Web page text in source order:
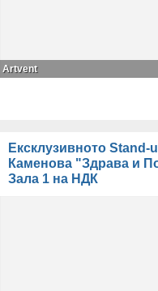
Artvent
Ексклузивното
Каменова "Здрава и
Зала 1 на НДК